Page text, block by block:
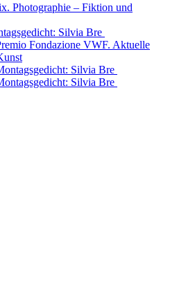
Photographie – Fiktion und
Silvia Bre
Fondazione VWF. Aktuelle
Silvia Bre
Silvia Bre